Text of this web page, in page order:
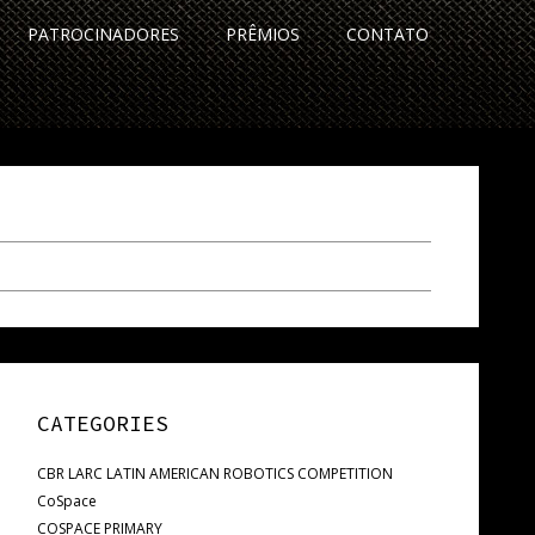
PATROCINADORES PRÊMIOS CONTATO
CATEGORIES
CBR LARC LATIN AMERICAN ROBOTICS COMPETITION
CoSpace
COSPACE PRIMARY